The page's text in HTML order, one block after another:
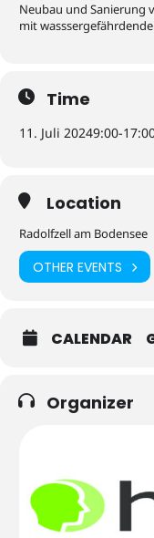
Neubau und Sanierung
mit
Time
11. Juli 20249:00-
Location
Radolfzell am Bodensee
OTHER EVENTS
CALENDAR
Organizer